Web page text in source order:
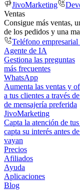
JivoMarketing
Ventas
Consigue más ventas,
de los pedidos y una
Teléfono
Agente de IA
Gestiona las preguntas
más frecuentes
WhatsApp
Aumenta las ventas y
a tus clientes a través
de mensajería preferida
JivoMarketing
Capta la atención de
capta su interés antes
vayan
Precios
Afiliados
Ayuda
Aplicaciones
Blog